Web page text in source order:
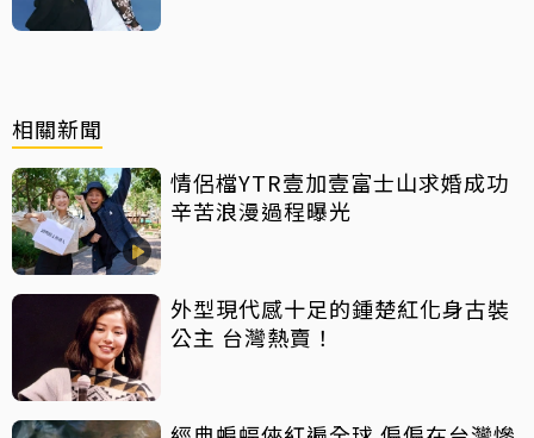
相關新聞
情侶檔YTR壹加壹富士山求婚成功
辛苦浪漫過程曝光
外型現代感十足的鍾楚紅化身古裝
公主 台灣熱賣！